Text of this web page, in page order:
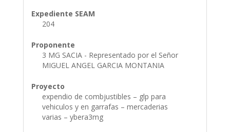
Expediente SEAM
204
Proponente
3 MG SACIA - Representado por el Señor
MIGUEL ANGEL GARCIA MONTANIA
Proyecto
expendio de combjustibles – glp para
vehiculos y en garrafas – mercaderias
varias – ybera3mg